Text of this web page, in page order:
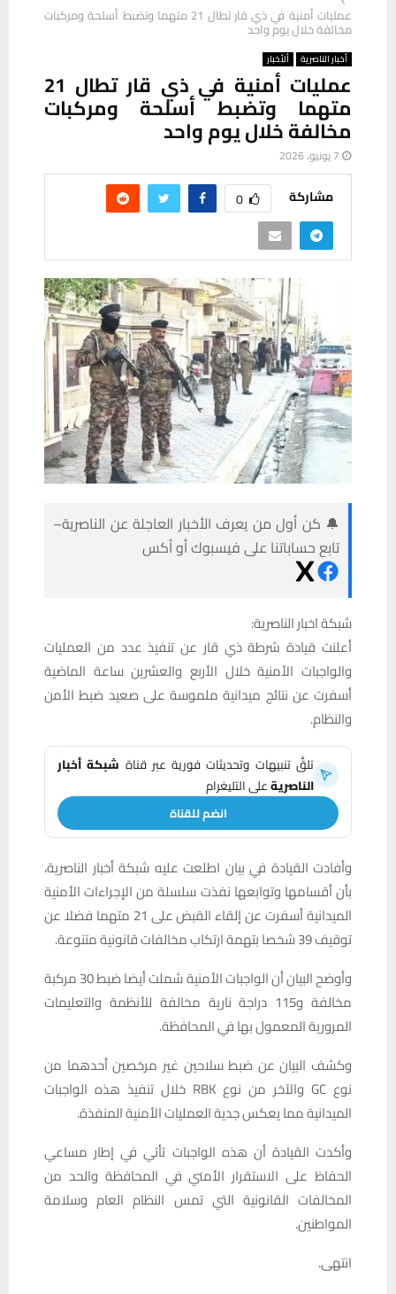
عمليات أمنية في ذي قار تطال 21 متهما وتضبط أسلحة ومركبات
مخالفة خلال يوم واحد
أخبار الناصرية ألأخبار
عمليات أمنية في ذي قار تطال 21
متهما وتضبط أسلحة ومركبات
مخالفة خلال يوم واحد
7 يونيو، 2026
مشاركة 0
🔔 كن أول من يعرف الأخبار العاجلة عن الناصرية–
تابع حساباتنا على فيسبوك أو أكس
شبكة اخبار الناصرية:
أعلنت قيادة شرطة ذي قار عن تنفيذ عدد من العمليات
والواجبات الأمنية خلال الأربع والعشرين ساعة الماضية
أسفرت عن نتائج ميدانية ملموسة على صعيد ضبط الأمن
والنظام.
تلقَّ تنبيهات وتحديثات فورية عبر قناة شبكة أخبار
الناصريةعلى التليغرام
انضم للقناة
وأفادت القيادة في بيان اطلعت عليه شبكة أخبار الناصرية،
بأن أقسامها وتوابعها نفذت سلسلة من الإجراءات الأمنية
الميدانية أسفرت عن إلقاء القبض على 21 متهما فضلا عن
توقيف 39 شخصا بتهمة ارتكاب مخالفات قانونية متنوعة.
وأوضح البيان أن الواجبات الأمنية شملت أيضا ضبط 30 مركبة
مخالفة و115 دراجة نارية مخالفة للأنظمة والتعليمات
المرورية المعمول بها في المحافظة.
وكشف البيان عن ضبط سلاحين غير مرخصين أحدهما من
نوع GC والآخر من نوع RBK خلال تنفيذ هذه الواجبات
الميدانية مما يعكس جدية العمليات الأمنية المنفذة.
وأكدت القيادة أن هذه الواجبات تأتي في إطار مساعي
الحفاظ على الاستقرار الأمني في المحافظة والحد من
المخالفات القانونية التي تمس النظام العام وسلامة
المواطنين.
انتهى.